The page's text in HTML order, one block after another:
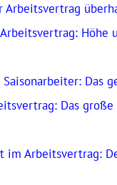
Arbeitsvertrag
Höhe
Das
Das
im Arbeitsvertrag: